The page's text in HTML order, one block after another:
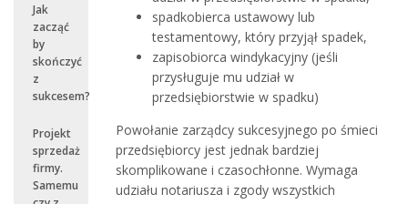
Jak
zacząć
by
skończyć
z
sukcesem?
Projekt
sprzedaż
firmy.
Samemu
spadkobierca ustawowy lub
testamentowy, który przyjął spadek,
zapisobiorca windykacyjny (jeśli
przysługuje mu udział w
przedsiębiorstwie w spadku)
Powołanie zarządcy sukcesyjnego po śmieci
przedsiębiorcy jest jednak bardziej
skomplikowane i czasochłonne. Wymaga
udziału notariusza i zgody wszystkich